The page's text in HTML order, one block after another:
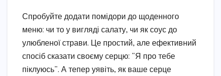
Спробуйте додати помідори до щоденного
меню: чи то у вигляді салату, чи як соус до
улюбленої страви. Це простий, але ефективний
спосіб сказати своєму серцю: “Я про тебе
піклуюсь”. А тепер уявіть, як ваше серце